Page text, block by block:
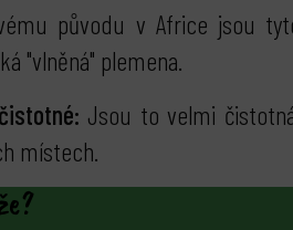
původu v Africe jsou
"vlněná" plemena.
Jsou to velmi
místech.